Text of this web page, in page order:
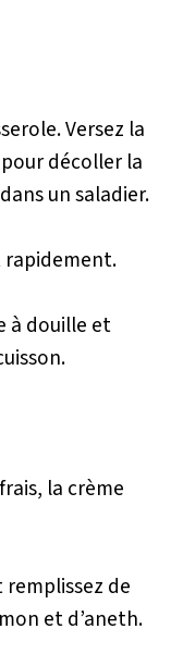
Versez la
décoller la
un saladier.
rapidement.
à douille et
la crème
remplissez de
et d’aneth.